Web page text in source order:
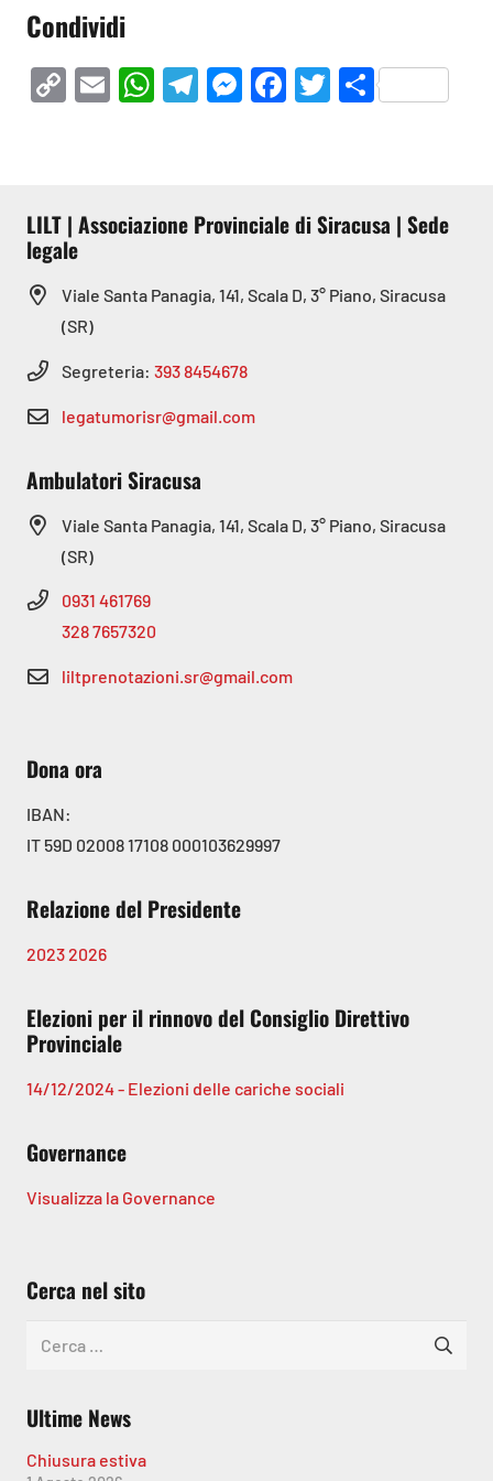
Condividi
CopyEmailWhatsApp
Telegram
Messenger
Facebook
Twitter
LILT | Associazione Provinciale di Siracusa | Sede
legale
Viale Santa Panagia, 141, Scala D, 3° Piano, Siracusa
(SR)
Segreteria: 393 8454678
legatumorisr@gmail.com
Ambulatori Siracusa
Viale Santa Panagia, 141, Scala D, 3° Piano, Siracusa
(SR)
0931 461769
328 7657320
liltprenotazioni.sr@gmail.com
Dona ora
IBAN:
IT 59D 02008 17108 000103629997
Relazione del Presidente
20232026
Elezioni per il rinnovo del Consiglio Direttivo
Provinciale
14/12/2024 - Elezioni delle cariche sociali
Governance
Visualizza la Governance
Cerca nel sito
Ultime News
Chiusura estiva